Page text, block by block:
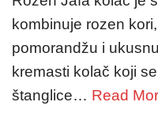
kombinuje rozen
pomorandžu i
kremasti kolač koji
štanglice… Read